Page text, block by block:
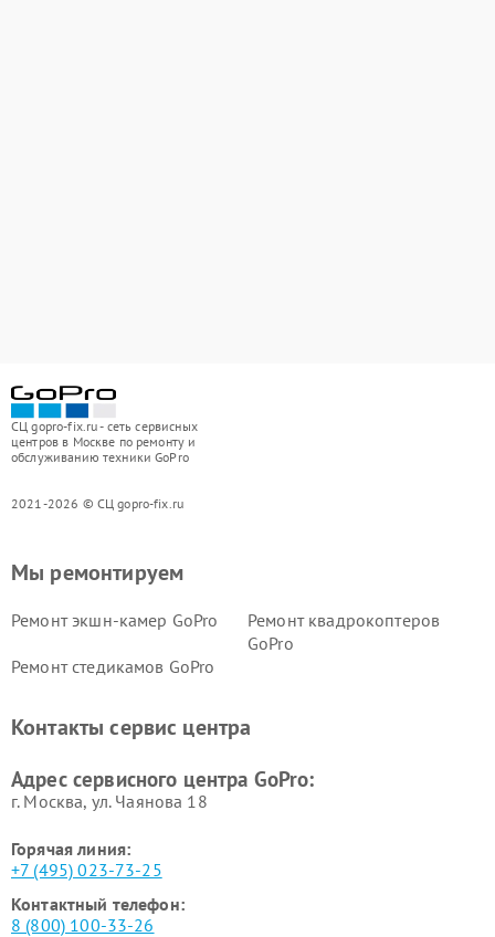
СЦ gopro-fix.ru - сеть сервисных
центров в Москве по ремонту и
обслуживанию техники GoPro
2021-2026 © СЦ gopro-fix.ru
Мы ремонтируем
Ремонт экшн-камер GoPro
Ремонт квадрокоптеров
GoPro
Ремонт стедикамов GoPro
Контакты сервис центра
Адрес сервисного центра GoPro:
г. Москва, ул. Чаянова 18
Горячая линия:
+7 (495) 023-73-25
Контактный телефон:
8 (800) 100-33-26